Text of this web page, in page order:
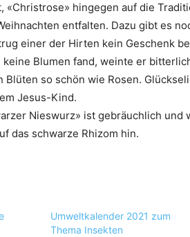
«Christrose» hingegen auf die
entfalten. Dazu gibt es
einer der Hirten kein Geschenk
Blumen fand, weinte er
Blüten so schön wie Rosen.
Jesus-Kind.
Nieswurz» ist gebräuchlich und
das schwarze Rhizom hin.
Umweltkalender 2021 zum
Thema Insekten